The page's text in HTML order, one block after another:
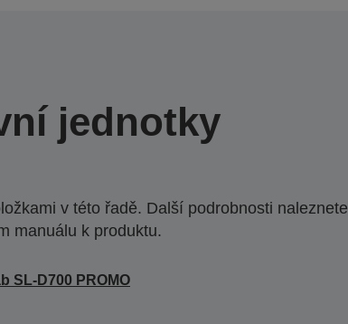
jednotky
v této řadě. Další podrobnosti naleznete
manuálu k produktu.
SL-D700 PROMO